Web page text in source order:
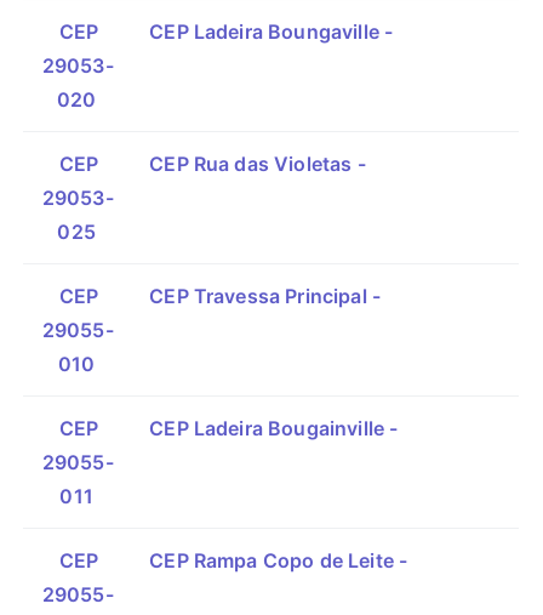
CEP
29053-
020
CEP Ladeira Boungaville -
CEP
29053-
025
CEP Rua das Violetas -
CEP
29055-
010
CEP Travessa Principal -
CEP
29055-
011
CEP Ladeira Bougainville -
CEP
29055-
CEP Rampa Copo de Leite -